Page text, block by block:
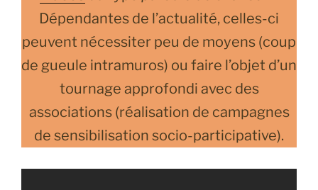
Dépendantes de l’actualité, celles-ci
peuvent nécessiter peu de moyens (coup
de gueule intramuros) ou faire l’objet d’un
tournage approfondi avec des
associations (réalisation de campagnes
de sensibilisation socio-participative).